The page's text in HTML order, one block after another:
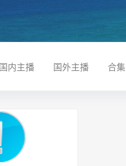
国内主播 国外主播 合集